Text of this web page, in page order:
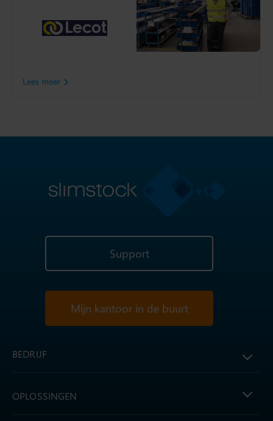
Slim4 en dat levert veel
voordelen op. De werkdruk
Lees meer
Support
Mijn kantoor in de buurt
BEDRIJF
OPLOSSINGEN